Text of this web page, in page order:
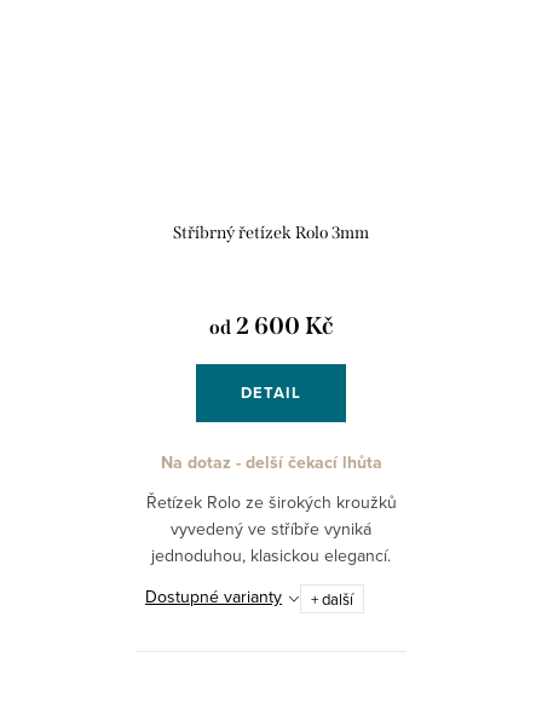
Stříbrný řetízek Rolo 3mm
od 2 600 Kč
DETAIL
Na dotaz - delší čekací lhůta
Řetízek Rolo ze širokých kroužků
vyvedený ve stříbře vyniká
jednoduhou, klasickou elegancí.
Je vhodný pro každodenní
nošení, buď samostatně, nebo s
Dostupné varianty + další